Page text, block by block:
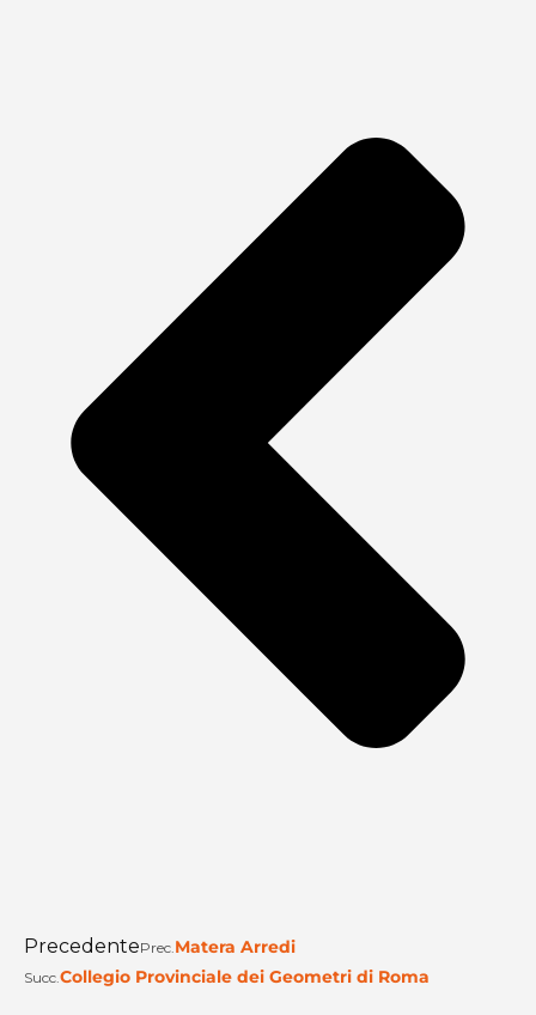
PrecedentePrec.Matera Arredi
Succ.Collegio Provinciale dei Geometri di Roma